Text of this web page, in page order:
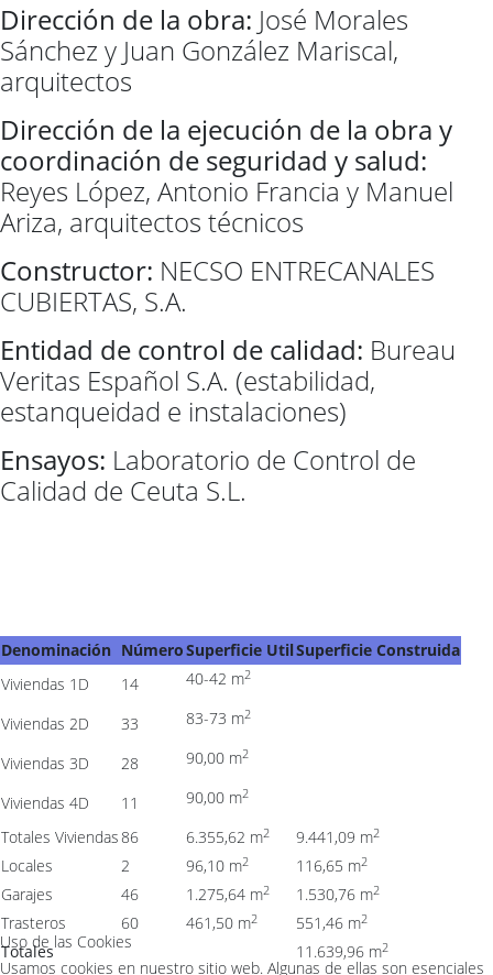
Dirección de la obra: José Morales
Sánchez y Juan González Mariscal,
arquitectos
Dirección de la ejecución de la obra y
coordinación de seguridad y salud:
Reyes López, Antonio Francia y Manuel
Ariza, arquitectos técnicos
Constructor: NECSO ENTRECANALES
CUBIERTAS, S.A.
Entidad de control de calidad: Bureau
Veritas Español S.A. (estabilidad,
estanqueidad e instalaciones)
Ensayos: Laboratorio de Control de
Calidad de Ceuta S.L.
Denominación NúmeroSuperficie UtilSuperficie Construida
Viviendas 1D
14 40-42 m2
Viviendas 2D 33 83-73 m2
Viviendas 3D 28 90,00 m2
Viviendas 4D 11 90,00 m2
Totales Viviendas86 6.355,62 m2 9.441,09 m2
Locales 2 96,10 m2 116,65 m2
Garajes 46 1.275,64 m2 1.530,76 m2
Trasteros 60 461,50 m2 551,46 m2
Totales 11.639,96 m2
Uso de las Cookies
Usamos cookies en nuestro sitio web. Algunas de ellas son esenciales